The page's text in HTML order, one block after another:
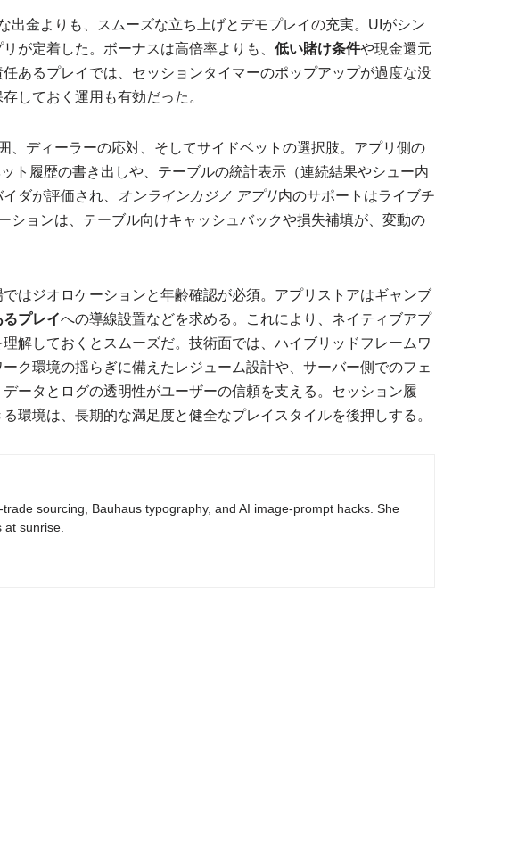
金よりも、スムーズな立ち上げとデモプレイの充実。UIがシン
が定着した。ボーナスは高倍率よりも、 低い賭け条件や現金還元
あるプレイでは、セッションタイマーのポップアップが過度な没
しておく運用も有効だった。
ディーラーの応対、そしてサイドベットの選択肢。アプリ側の
ト履歴の書き出しや、テーブルの統計表示（連続結果やシュー内
ダが評価され、 オンラインカジノ アプリ内のサポートはライブチ
ョンは、テーブル向けキャッシュバックや損失補填が、変動の
はジオロケーションと年齢確認が必須。アプリストアはギャンブ
プレイへの導線設置などを求める。これにより、ネイティブアプ
解しておくとスムーズだ。技術面では、ハイブリッドフレームワ
ク環境の揺らぎに備えたレジューム設計や、サーバー側でのフェ
ータとログの透明性がユーザーの信頼を支える。セッション履
環境は、長期的な満足度と健全なプレイスタイルを後押しする。
sourcing, Bauhaus typography, and AI image-prompt hacks. She
sunrise.